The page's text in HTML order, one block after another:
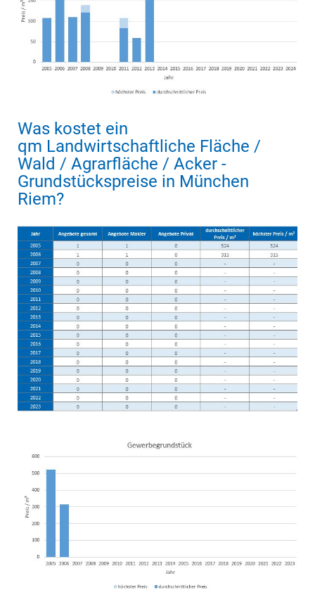
Was kostet ein
qm Landwirtschaftliche Fläche /
Wald / Agrarfläche / Acker -
Grundstückspreise in München
Riem?